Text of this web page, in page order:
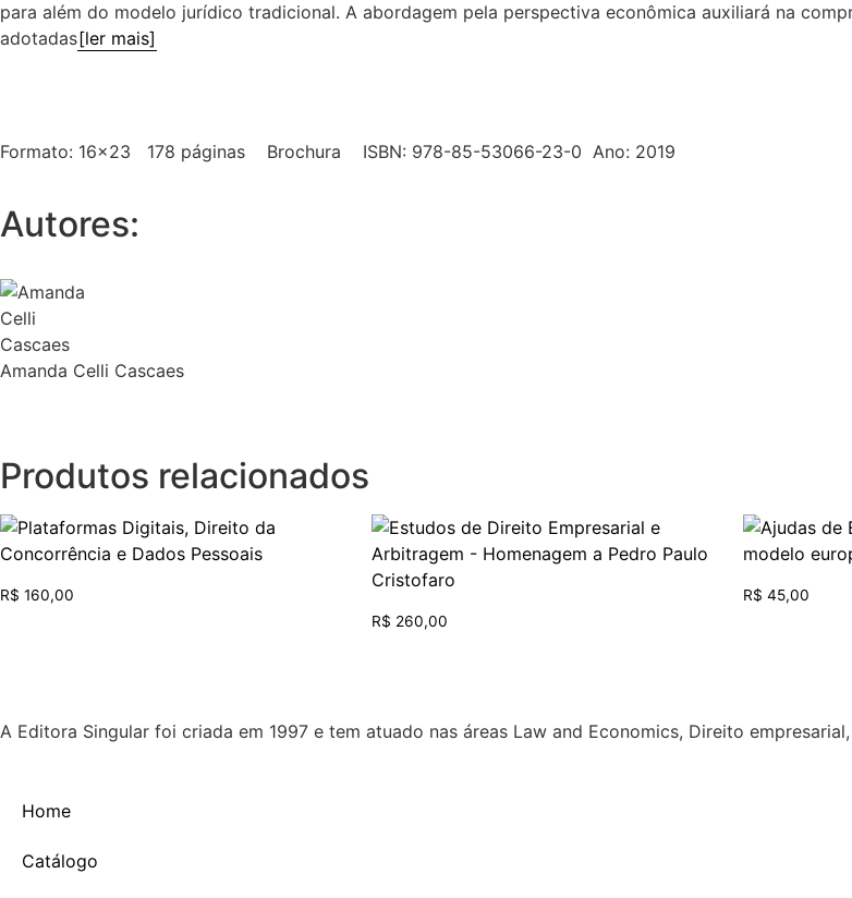
para além do modelo jurídico tradicional. A abordagem pela perspectiva econômica auxiliará na
adotadas[ler mais]
Formato: 16×23 178 páginas Brochura ISBN: 978-85-53066-23-0 Ano: 2019
Autores:
Amanda Celli Cascaes
Produtos relacionados
R$ 160,00
R$ 260,00
R$ 45,00
A Editora Singular foi criada em 1997 e tem atuado nas áreas Law and Economics, Direito
Home
Catálogo